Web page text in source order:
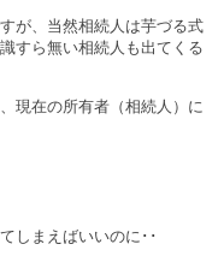
が、当然相続人は芋づる式
すら無い相続人も出てくる
現在の所有者（相続人）に
しまえばいいのに･･